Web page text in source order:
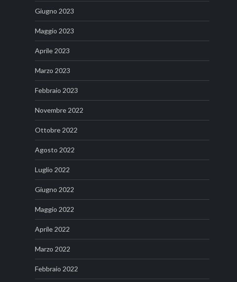
Giugno 2023
Maggio 2023
Aprile 2023
Marzo 2023
Febbraio 2023
Novembre 2022
Ottobre 2022
Agosto 2022
Luglio 2022
Giugno 2022
Maggio 2022
Aprile 2022
Marzo 2022
Febbraio 2022